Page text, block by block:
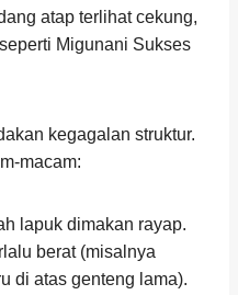
atap terlihat cekung,
Migunani Sukses
kegagalan struktur.
macam:
lapuk dimakan rayap.
berat (misalnya
di atas genteng lama).